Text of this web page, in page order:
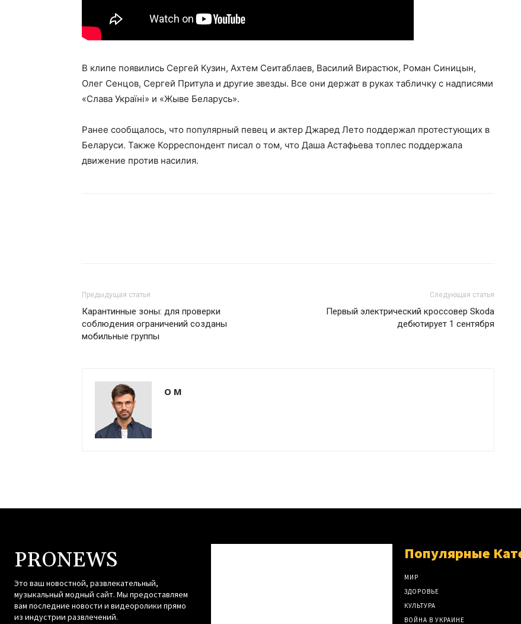
В клипе появились Сергей Кузин, Ахтем Сеитаблаев, Василий Вирастюк, Роман Синицын,
Олег Сенцов, Сергей Притула и другие звезды. Все они держат в руках табличку с надписями
«Слава Україні» и «Жыве Беларусь».
Ранее сообщалось, что популярный певец и актер Джаред Лето поддержал протестующих в
Беларуси. Также Корреспондент писал о том, что Даша Астафьева топлес поддержала
движение против насилия.
Предыдущая статья
Карантинные зоны: для проверки
соблюдения ограничений созданы
мобильные группы
Следующая статья
Первый электрический кроссовер Skoda
дебютирует 1 сентября
О М
PRONEWS
Это ваш новостной, развлекательный,
музыкальный модный сайт. Мы предоставляем
вам последние новости и видеоролики прямо
из индустрии развлечений.
Популярные
МИР
ЗДОРОВЬЕ
КУЛЬТУРА
ВОЙНА В УКРАИНЕ